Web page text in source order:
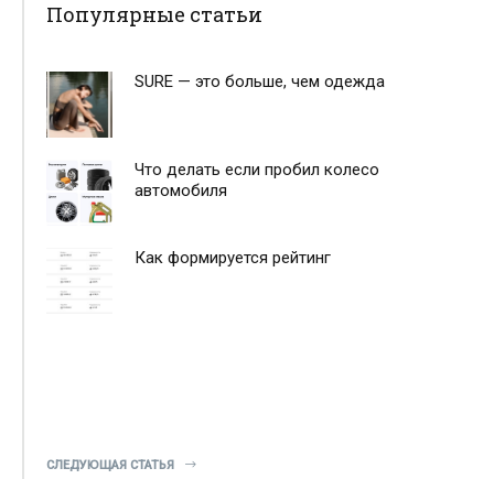
Популярные статьи
SURE — это больше, чем одежда
Что делать если пробил колесо
автомобиля
Как формируется рейтинг
СЛЕДУЮЩАЯ СТАТЬЯ